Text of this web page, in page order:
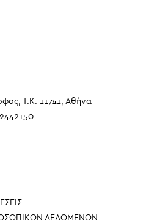
Τ.Κ. 11741, Αθήνα
ΔΕΔΟΜΕΝΩΝ